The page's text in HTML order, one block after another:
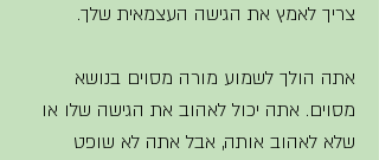
צריך לאמץ את הגישה העצמאית שלך.
אתה הולך לשמוע מורה מסוים בנושא
מסוים. אתה יכול לאהוב את הגישה שלו או
שלא לאהוב אותה, אבל אתה לא שופט